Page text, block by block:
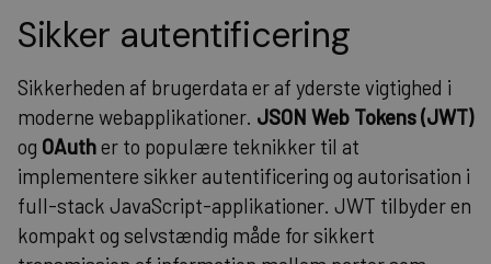
Sikker autentificering
Sikkerheden af brugerdata er af yderste vigtighed i
moderne webapplikationer. JSON Web Tokens (JWT)
og OAuther to populære teknikker til at
implementere sikker autentificering og autorisation i
full-stack JavaScript-applikationer. JWT tilbyder en
kompakt og selvstændig måde for sikkert